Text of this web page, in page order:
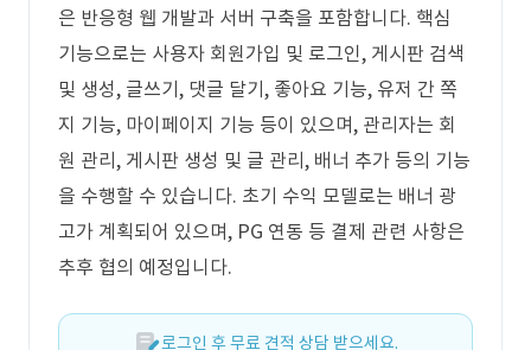
은 반응형 웹 개발과 서버 구축을 포함합니다. 핵심
기능으로는 사용자 회원가입 및 로그인, 게시판 검색
및 생성, 글쓰기, 댓글 달기, 좋아요 기능, 유저 간 쪽
지 기능, 마이페이지 기능 등이 있으며, 관리자는 회
원 관리, 게시판 생성 및 글 관리, 배너 추가 등의 기능
을 수행할 수 있습니다. 초기 수익 모델로는 배너 광
고가 계획되어 있으며, PG 연동 등 결제 관련 사항은
추후 협의 예정입니다.
로그인 후 무료 견적 상담 받으세요.